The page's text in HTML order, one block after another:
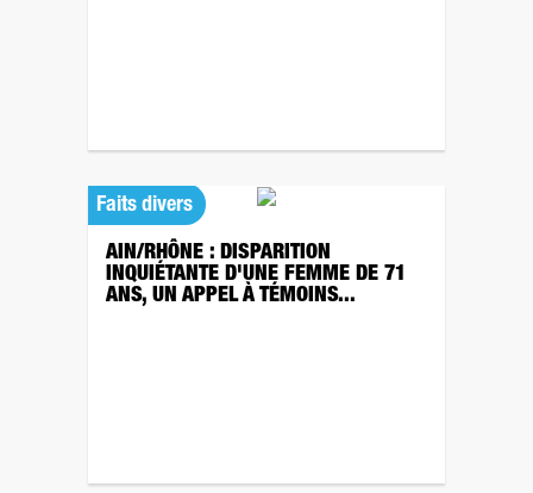
Faits divers
AIN/RHÔNE : DISPARITION
INQUIÉTANTE D'UNE FEMME DE 71
ANS, UN APPEL À TÉMOINS...